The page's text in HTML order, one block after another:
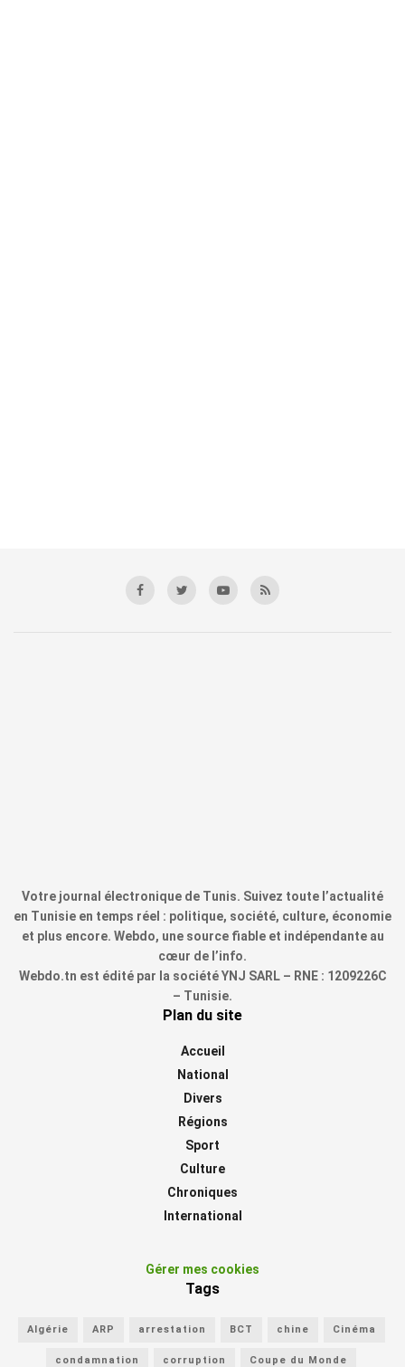
Votre journal électronique de Tunis. Suivez toute l’actualité
en Tunisie en temps réel : politique, société, culture, économie
et plus encore. Webdo, une source fiable et indépendante au
cœur de l’info.
Webdo.tn est édité par la société YNJ SARL – RNE : 1209226C
– Tunisie.
Plan du site
Accueil
National
Divers
Régions
Sport
Culture
Chroniques
International
Gérer mes cookies
Tags
Algérie ARP arrestation BCT chine Cinéma
condamnation corruption Coupe du Monde